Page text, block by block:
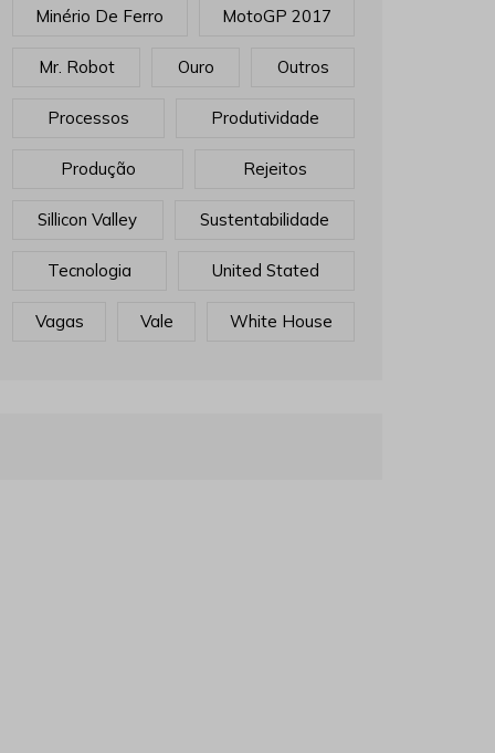
Minério De Ferro MotoGP 2017
Mr. Robot Ouro Outros
Processos Produtividade
Produção Rejeitos
Sillicon Valley Sustentabilidade
Tecnologia United Stated
Vagas Vale White House